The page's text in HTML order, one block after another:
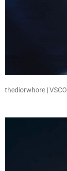
thediorwhore | VSCO